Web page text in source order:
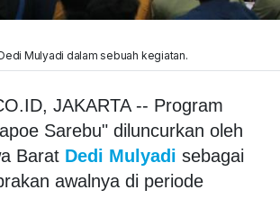
Mulyadi dalam sebuah kegiatan.
JAKARTA -- Program
Sarebu" diluncurkan oleh
Barat Dedi Mulyadi sebagai
awalnya di periode